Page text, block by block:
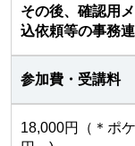
その後、確認用
込依頼等の事務
参加費・受講料
18,000円（＊ポ